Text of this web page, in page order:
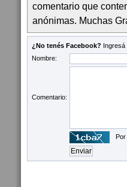
comentario que
anónimas. Muchas
¿No tenés Facebook? Ingresá
Nombre:
Comentario:
Por